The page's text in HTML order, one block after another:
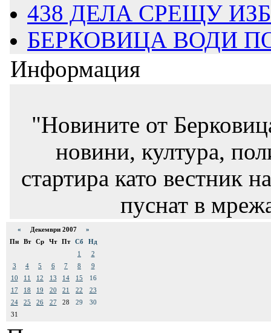
438 ДЕЛА СРЕЩУ
БЕРКОВИЦА ВОДИ
Информация
"Новините от
новини, култура,
стартира като вестник
пуснат в
« Декември 2007 »
Пн
Вт Ср Чт Пт Сб
Нд
1
2
3
4 5 6 7 8
9
10
11 12 13 14 15
16
17
18 19 20 21 22
23
24
25 26 27 28 29
30
31